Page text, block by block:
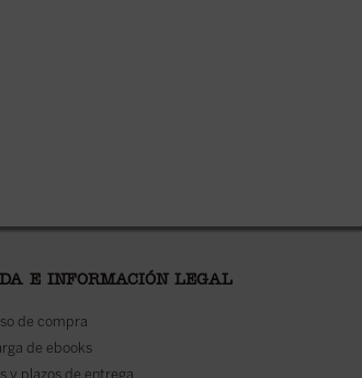
E INFORMACIÓN LEGAL
de compra
de ebooks
y plazos de entrega